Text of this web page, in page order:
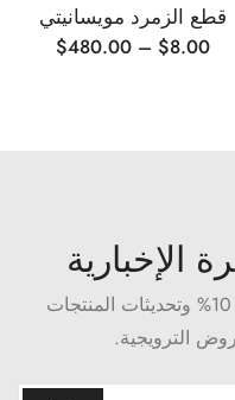
قطع الزمرد مويسانيتي
$8.00
–
$480.00
الإخبارية
اشترك للحصول على رمز إيقاف 10% وتحديثات المنتجات
الترويجية.